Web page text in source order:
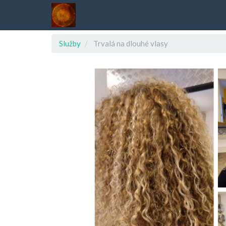
Služby Trvalá na dlouhé vlasy